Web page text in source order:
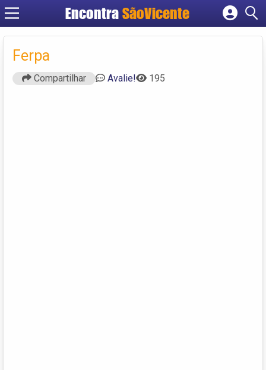
Encontra SãoVicente
Cadastrar empresa
Ferpa
Compartilhar Avalie! 195